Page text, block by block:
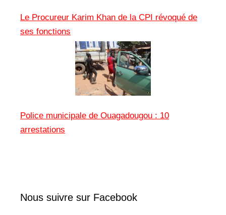
Le Procureur Karim Khan de la CPI révoqué de
ses fonctions
Police municipale de Ouagadougou : 10
arrestations
Nous suivre sur Facebook